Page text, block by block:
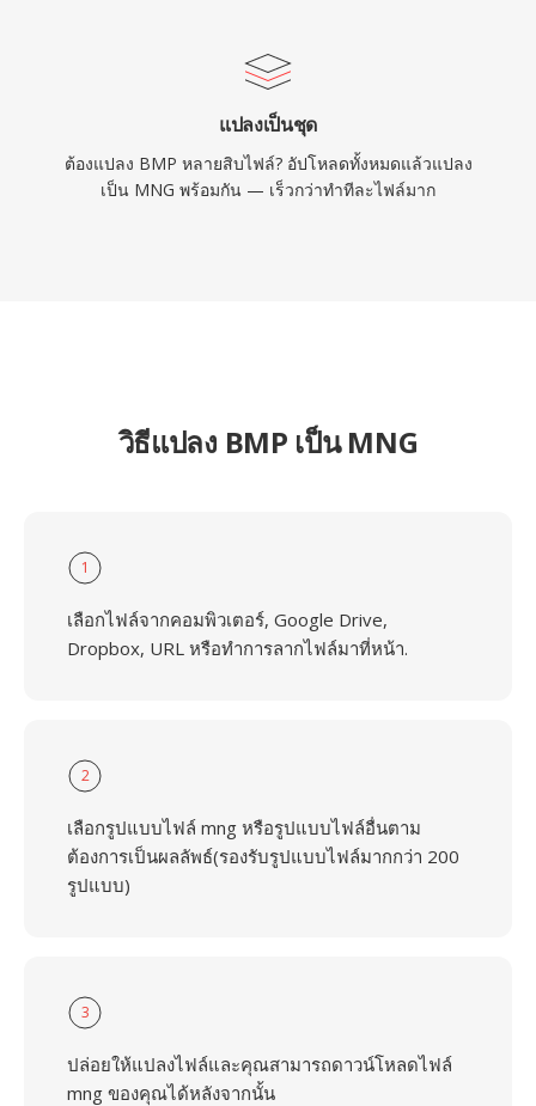
แปลงเป็นชุด
ต้องแปลง BMP หลายสิบไฟล์? อัปโหลดทั้งหมดแล้วแปลง
เป็น MNG พร้อมกัน — เร็วกว่าทำทีละไฟล์มาก
วิธีแปลง BMP เป็น MNG
1
เลือกไฟล์จากคอมพิวเตอร์, Google Drive,
Dropbox, URL หรือทำการลากไฟล์มาที่หน้า.
2
เลือกรูปแบบไฟล์ mng หรือรูปแบบไฟล์อื่นตาม
ต้องการเป็นผลลัพธ์(รองรับรูปแบบไฟล์มากกว่า 200
รูปแบบ)
3
ปล่อยให้แปลงไฟล์และคุณสามารถดาวน์โหลดไฟล์
mng ของคุณได้หลังจากนั้น